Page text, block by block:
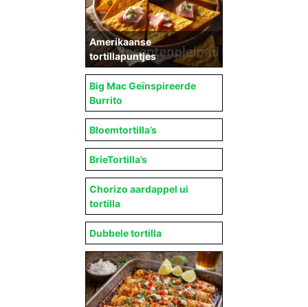
Amerikaanse
tortillapuntjes
Big Mac Geïnspireerde
Burrito
Bloemtortilla’s
BrieTortilla’s
Chorizo aardappel ui
tortilla
Dubbele tortilla